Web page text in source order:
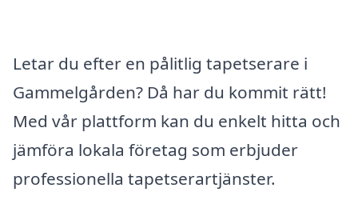
Letar du efter en pålitlig tapetserare i
Gammelgården? Då har du kommit rätt!
Med vår plattform kan du enkelt hitta och
jämföra lokala företag som erbjuder
professionella tapetserartjänster.